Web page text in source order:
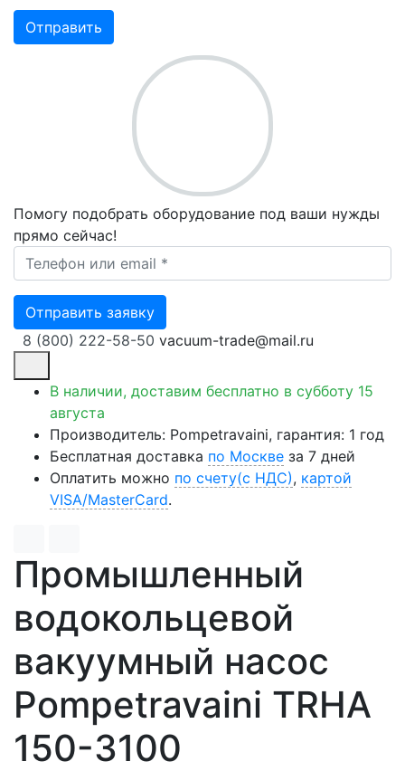
Отправить
Помогу подобрать оборудование под ваши нужды
прямо сейчас!
Ваш телефон *
Отправить заявку
8 (800) 222-58-50 vacuum-trade@mail.ru
В наличии, доставим бесплатно в субботу 15
августа
Производитель: Pompetravaini, гарантия: 1 год
Бесплатная доставка по Москве за 7 дней
Оплатить можно по счету(с НДС), картой
VISA/MasterCard.
Промышленный
водокольцевой
вакуумный насос
Pompetravaini TRHA
150-3100